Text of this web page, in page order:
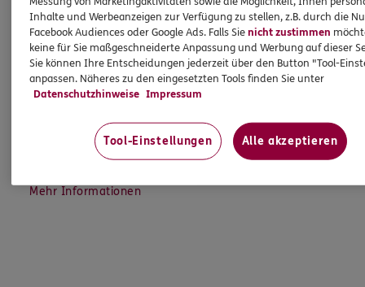
Wichtiges aus dem Vermittlerrecht
Ich bin verpflichtet, Ihnen Auskünfte zu meiner
Person zu geben. Sowohl Ihr Schutz als Verbraucher
sowie auch gesetzliche Regelungen halten mich
dazu an. Ich biete Beratung an, für die
Versicherungsvermittlung erhalte ich Provision,
ferner sonstige Zuwendungen.
Mehr Informationen
Inhalte und Werbeanzeigen zur Verfügung zu stellen, z.B. durch die
Facebook Audiences oder Google Ads. Falls Sienicht zustimmen
keine für Sie maßgeschneiderte Anpassung und Werbung auf dieser
Sie können Ihre Entscheidungen jederzeit über den Button "Tool-
anpassen. Näheres zu den eingesetzten Tools finden Sie unter
Datenschutzhinweise Impressum
Tool-Einstellungen Alle akzeptieren